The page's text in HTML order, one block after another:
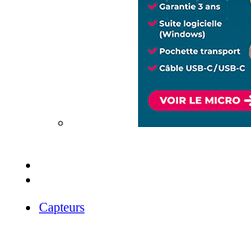
Capteurs